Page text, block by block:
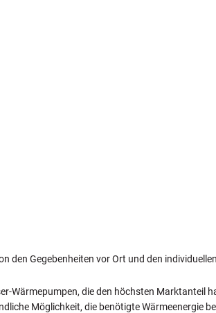
den Gegebenheiten vor Ort und den
Wärmepumpen, die den höchsten Marktanteil
Möglichkeit, die benötigte Wärmeenergie